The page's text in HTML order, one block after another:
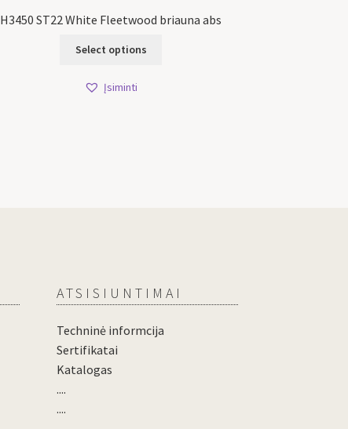
H3450 ST22 White Fleetwood briauna abs
Select options
Įsiminti
ATSISIUNTIMAI
Techninė informcija
Sertifikatai
Katalogas
....
....